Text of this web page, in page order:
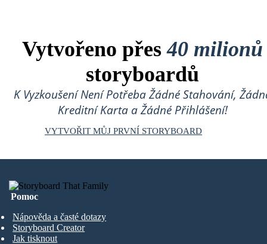
Vytvořeno přes40 milionů
storyboardů
K Vyzkoušení Není Potřeba Žádné Stahování,
Kreditní Karta a Žádné Přihlášení!
VYTVOŘIT MŮJ PRVNÍ STORYBOARD
Pomoc
Nápověda a časté dotazy
Storyboard Creator
Jak tisknout